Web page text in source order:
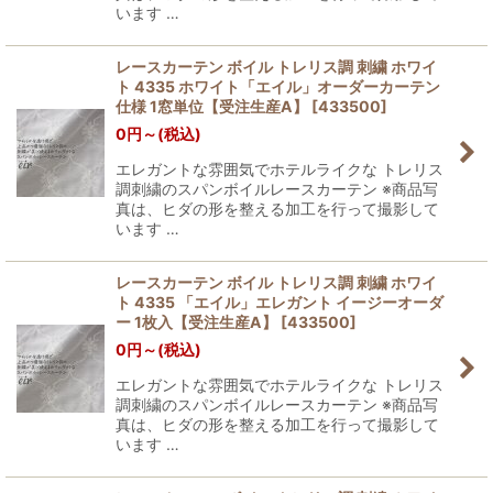
います …
レースカーテン ボイル トレリス調 刺繍 ホワイ
ト 4335 ホワイト「エイル」オーダーカーテン
仕様 1窓単位【受注生産A】
[433500]
0円 ～(税込)
エレガントな雰囲気でホテルライクな トレリス
調刺繍のスパンボイルレースカーテン ※商品写
真は、ヒダの形を整える加工を行って撮影して
います …
レースカーテン ボイル トレリス調 刺繍 ホワイ
ト 4335 「エイル」エレガント イージーオーダ
ー 1枚入【受注生産A】
[433500]
0円 ～(税込)
エレガントな雰囲気でホテルライクな トレリス
調刺繍のスパンボイルレースカーテン ※商品写
真は、ヒダの形を整える加工を行って撮影して
います …